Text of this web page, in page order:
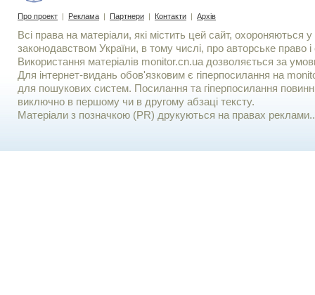
Про проект | Реклама | Партнери | Контакти | Архів
Всі права на матеріали, які містить цей сайт, охороняються у
законодавством України, в тому числі, про авторське право і
Використання матерiалiв monitor.cn.ua дозволяється за
Для iнтернет-видань обов'язковим є гiперпосилання на
для пошукових систем. Посилання та гіперпосилання
виключно в першому чи в другому абзаці тексту.
Матеріали з позначкою (PR) друкуються на правах реклами..